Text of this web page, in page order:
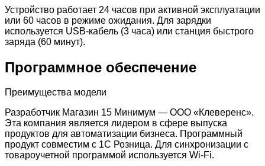
Устройство работает 24 часов при активной эксплуатации
или 60 часов в режиме ожидания. Для зарядки
используется USB-кабель (3 часа) или станция быстрого
заряда (60 минут).
Программное обеспечение
Преимущества модели
Разработчик Магазин 15 Минимум — ООО «Клеверенс».
Эта компания является лидером в сфере выпуска
продуктов для автоматизации бизнеса. Программный
продукт совместим с 1С Розница. Для синхронизации с
товароучетной программой используется Wi-Fi.